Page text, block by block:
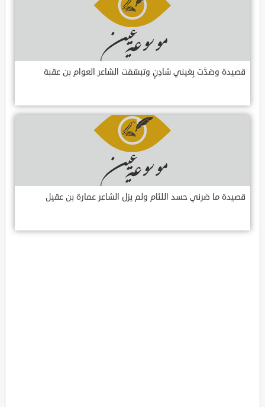
قصيدة وصَدَّت بِعَيني شادِنٍ وتبسّمَت الشاعر العوام بن عقبة
قصيدة ما ضرني حسد اللئام ولم يزل الشاعر عمارة بن عقيل